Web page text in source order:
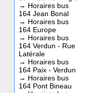
→ Horaires bus
164 Jean Bonal
→ Horaires bus
164 Europe
→ Horaires bus
164 Verdun - Rue
Latérale
→ Horaires bus
164 Paix - Verdun
→ Horaires bus
164 Pont Bineau